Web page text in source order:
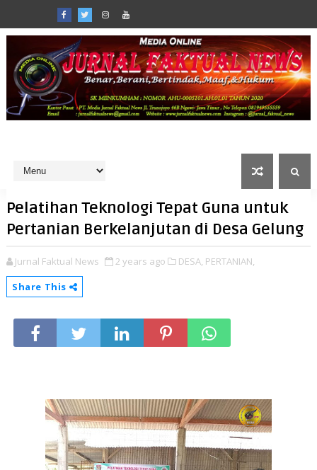
Pelatihan Teknologi Tepat Guna untuk
Pertanian Berkelanjutan di Desa Gelung
Jurnal Faktual News 2 years ago DESA, PERTANIAN,
Share This